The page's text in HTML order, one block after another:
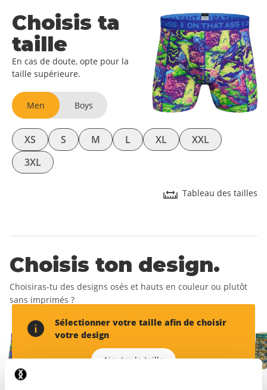
Choisis ta
taille
En cas de doute, opte pour la
taille supérieure.
Men Boys
XS S M L XL
XXL
3XL
Tableau des tailles
Choisis ton design.
Choisiras-tu des designs osés et hauts en couleur ou plutôt
sans imprimés ?
Sélectionner votre taille afin de choisir
votre design
Ajouter la taille